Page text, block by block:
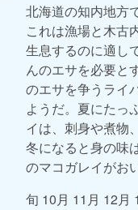
北海道の知内地方
これは漁場と木古
生息するのに適し
んのエサを必要と
のエサを争うライ
ようだ。夏にたっ
イは、刺身や煮物
冬になると身の味
のマコガレイがお
旬 10月 11月 12月